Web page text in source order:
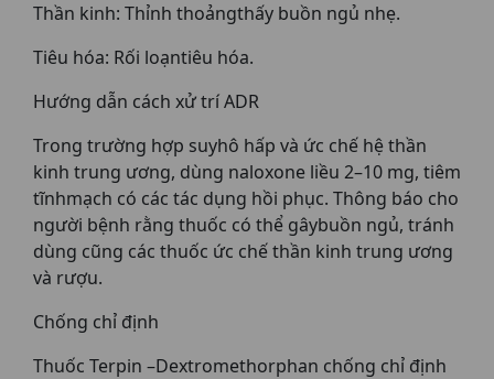
Thần kinh: Thỉnh thoảngthấy buồn ngủ nhẹ.
Tiêu hóa: Rối loạntiêu hóa.
Hướng dẫn cách xử trí ADR
Trong trường hợp suyhô hấp và ức chế hệ thần
kinh trung ương, dùng naloxone liều 2–10 mg, tiêm
tĩnhmạch có các tác dụng hồi phục. Thông báo cho
người bệnh rằng thuốc có thể gâybuồn ngủ, tránh
dùng cũng các thuốc ức chế thần kinh trung ương
và rượu.
Chống chỉ định
Thuốc Terpin –Dextromethorphan chống chỉ định